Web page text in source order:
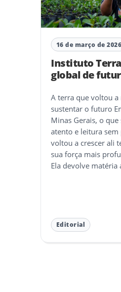
16 de março de 2026
Instituto
global de
A terra que voltou a
sustentar o futuro
Minas Gerais, o
atento e leitura sem
voltou a crescer ali
sua força mais
Ela devolve
Editorial